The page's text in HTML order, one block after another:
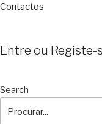
Contactos
Entre ou Registe-
Search